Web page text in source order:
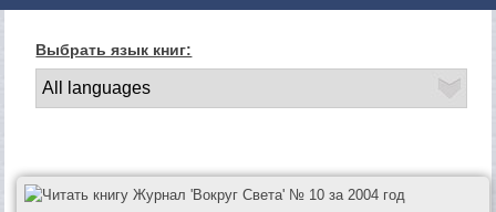
Выбрать язык книг: